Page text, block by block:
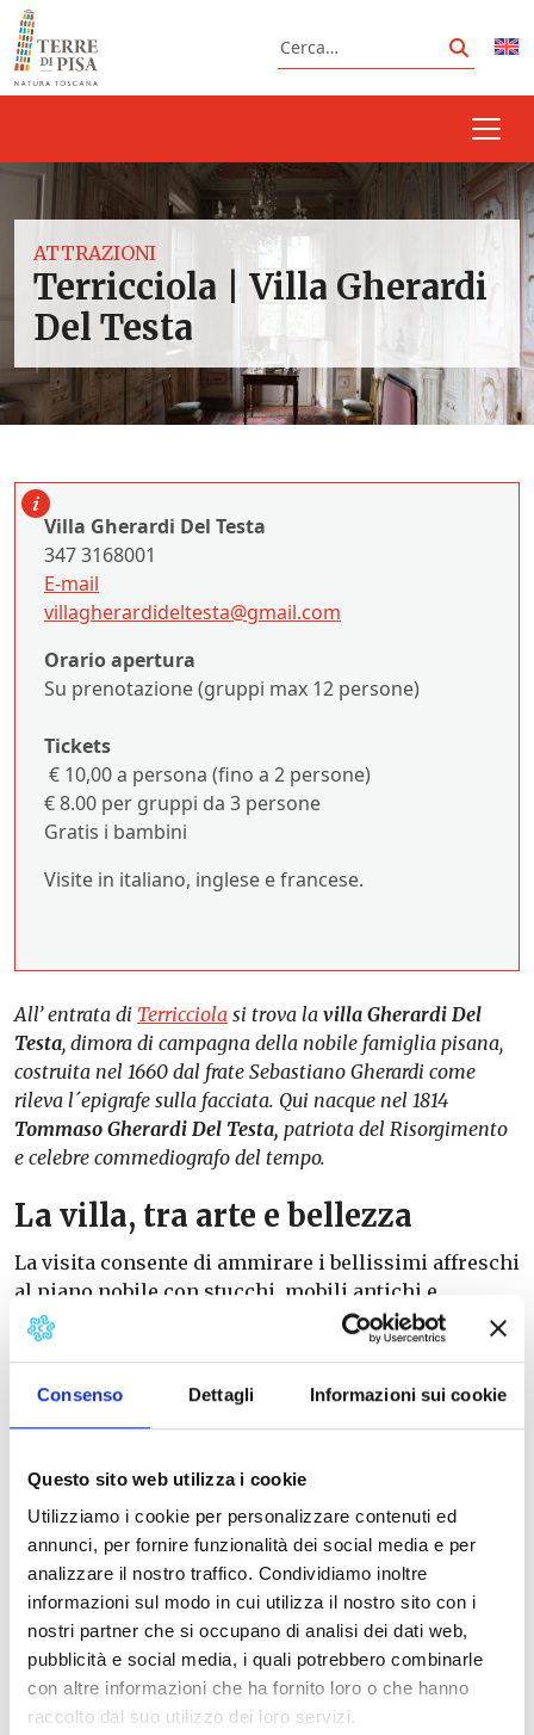
Consenso Dettagli Informazioni sui cookie
Questo sito web utilizza i cookie
Utilizziamo i cookie per personalizzare contenuti ed
annunci, per fornire funzionalità dei social media e per
analizzare il nostro traffico. Condividiamo inoltre
informazioni sul modo in cui utilizza il nostro sito con i
nostri partner che si occupano di analisi dei dati web,
pubblicità e social media, i quali potrebbero combinarle
con altre informazioni che ha fornito loro o che hanno
raccolto dal suo utilizzo dei loro servizi.
Vai al contenuto
Cerca
Cerca
ATTRAZIONI
Terricciola | Villa Gherardi
Del Testa
Villa Gherardi Del Testa
347 3168001
E-mail
villagherardideltesta@gmail.com
Orario apertura
Su prenotazione (gruppi max 12 persone)
Tickets
€ 10,00 a persona (fino a 2 persone)
€ 8.00 per gruppi da 3 persone
Gratis i bambini
Visite in italiano, inglese e francese.
All’ entrata di Terricciola si trova la villa Gherardi Del
Testa, dimora di campagna della nobile famiglia pisana,
costruita nel 1660 dal frate Sebastiano Gherardi come
rileva l´epigrafe sulla facciata. Qui nacque nel 1814
Tommaso Gherardi Del Testa, patriota del Risorgimento
e celebre commediografo del tempo.
La villa, tra arte e bellezza
La visita consente di ammirare i bellissimi affreschi
al piano nobile con stucchi, mobili antichi e
architetture in
. La piccola cappella di
famiglia, circondata da un giardino terrazzato
La villa aveva in origine una scalinata a doppio
circondava anche la parte antistante la facciata.
Servizi offerti
La villa è a disposizione pereventi privati,
matrimoni, concerti di musica classicasia
all’interno che all’esterno. Inoltre, si possono
organizzare degustazione di vini locali, pranzi e
cene alla presenza della contessa Valeria Gherardi